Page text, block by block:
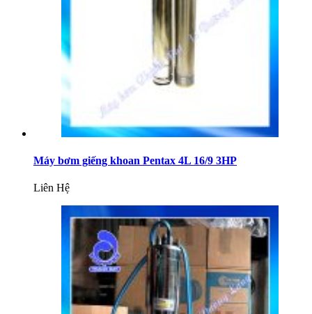
Máy bơm giếng khoan Pentax 4L 16/9 3HP
Liên Hệ